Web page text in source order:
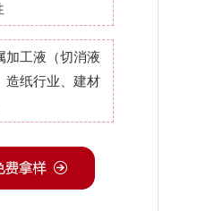
加工液（切消液
造纸行业、建材